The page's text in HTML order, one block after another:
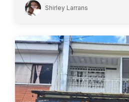
Shirley Larrans